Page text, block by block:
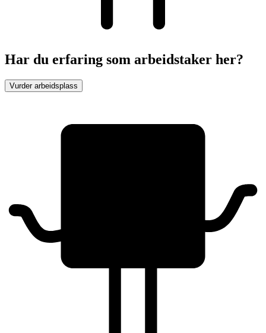
Har du erfaring som arbeidstaker her?
Vurder arbeidsplass